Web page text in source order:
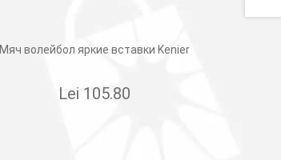
Мяч волейбол яркие вставки Kenier
Lei 105.80